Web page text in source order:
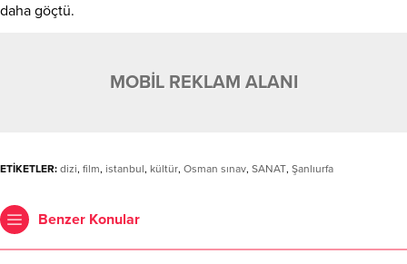
daha göçtü.
MOBİL REKLAM ALANI
ETİKETLER: dizi, film, istanbul, kültür, Osman sınav, SANAT, Şanlıurfa
Benzer Konular